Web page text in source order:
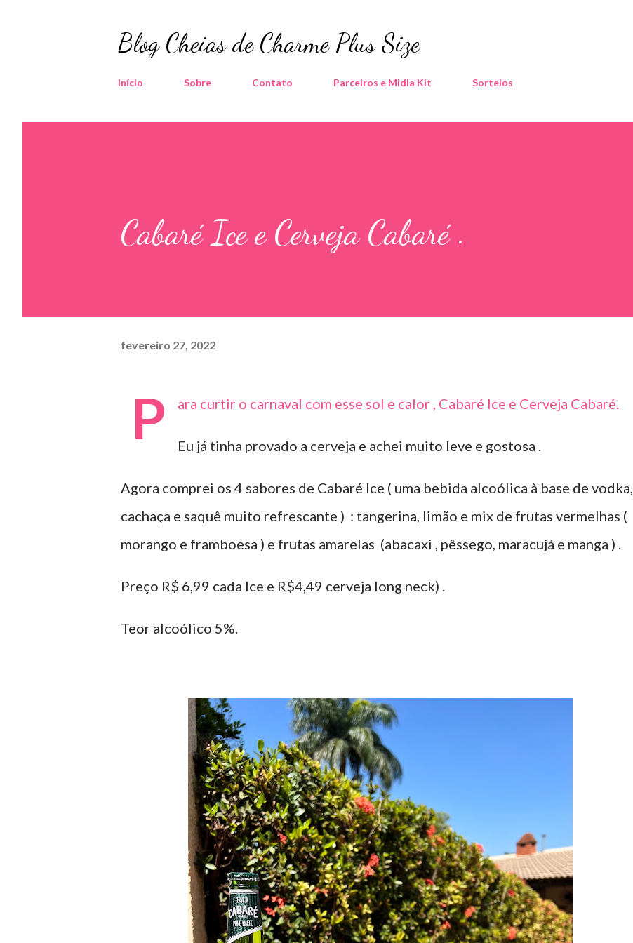
Blog Cheias de Charme Plus Size
Início Sobre Contato Parceiros e Midia Kit Sorteios
Cabaré Ice e Cerveja Cabaré .
fevereiro 27, 2022
P ara curtir o carnaval com esse sol e calor , Cabaré Ice e Cerveja Cabaré.
Eu já tinha provado a cerveja e achei muito leve e gostosa .
Agora comprei os 4 sabores de Cabaré Ice ( uma bebida alcoólica à base de vodka,
cachaça e saquê muito refrescante ) : tangerina, limão e mix de frutas vermelhas (
morango e framboesa ) e frutas amarelas (abacaxi , pêssego, maracujá e manga ) .
Preço R$ 6,99 cada Ice e R$4,49 cerveja long neck) .
Teor alcoólico 5%.